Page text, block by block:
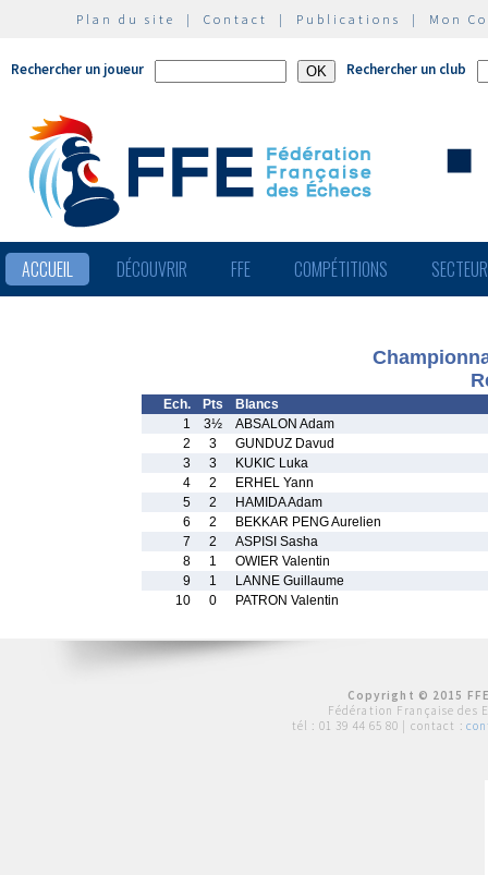
Plan du site | Contact | Publications | Mon
Rechercher un joueur Rechercher un club
ACCUEIL DÉCOUVRIR FFE COMPÉTITIONS
Ech. Pts
Blancs
1
3½
ABSALON Adam
2
3
GUNDUZ Davud
3
3
KUKIC Luka
4
2
ERHEL Yann
5
2
HAMIDA Adam
6
2
BEKKAR PENG Aurelien
7
2
ASPISI Sasha
8
1
OWIER Valentin
9
1
LANNE Guillaume
10
0 PATRON Valentin
Copyright © 2015
Fédération Française des
tél : 01 39 44 65 80 | contact :